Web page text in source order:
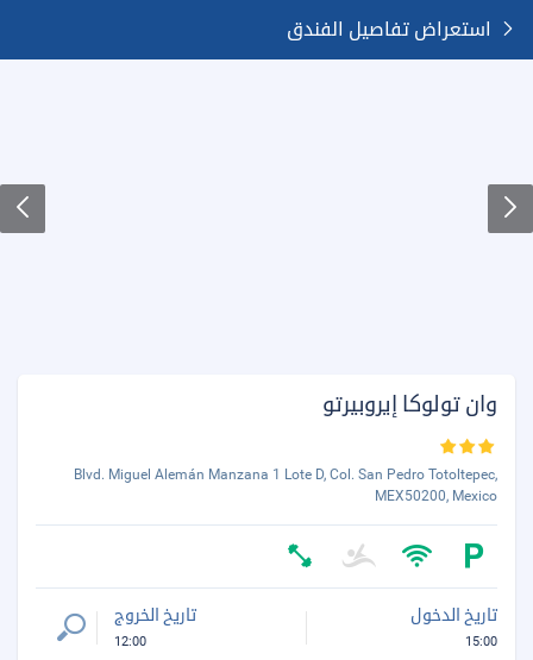
استعراض تفاصيل الفندق
وان تولوكا إيروبيرتو
Blvd. Miguel Alemán Manzana 1 Lote D, Col. San Pedro Totoltepec,
MEX50200, Mexico
تاريخ الدخول
15:00
تاريخ الخروج
12:00